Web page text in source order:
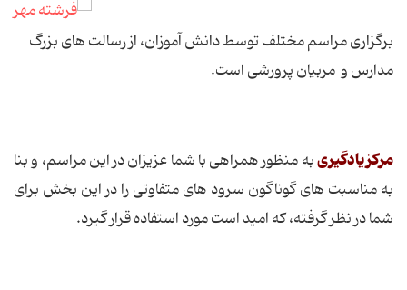
برگزاری مراسم مختلف توسط دانش آموزان، از رسالت های بزرگ
مدارس و مربیان پرورشی است.
مرکز یادگیریبه منظور همراهی با شما عزیزان در این مراسم، و بنا
به مناسبت های گوناگون سرود های متفاوتی را در این بخش برای
شما در نظر گرفته، که امید است مورد استفاده قرار گیرد.